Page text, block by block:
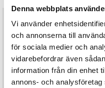
Denna webbplats
Vi använder
och annonserna till
för sociala medier och
vidarebefordrar även
information från din enhet
annons- och
rek. utpris 449 kr